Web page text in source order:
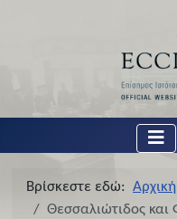
Βρίσκεστε εδώ: Αρχική
Θεσσαλιώτιδος